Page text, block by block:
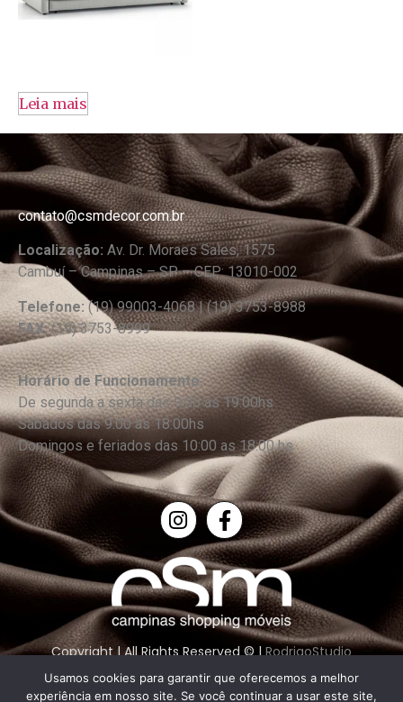
Leia mais
contato@csmdecor.com.br
Localização: Av. Dr. Moraes Sales, 1575
Cambuí – Campinas – SP – CEP: 13010-002
Telefone: (19) 99003-4068 | (19) 3753-8988
FAX:(19) 3753-8999
Horário de Funcionamento:
De segunda a sexta das 9:00 as 19:00hs
Sábados das 9:00 as 18:00hs
Domingos e feriados das 10:00 as 18:00 hs
Copyright | All Rights Reserved © |RodrigoStudio
Usamos cookies para garantir que oferecemos a melhor
experiência em nosso site. Se você continuar a usar este site,